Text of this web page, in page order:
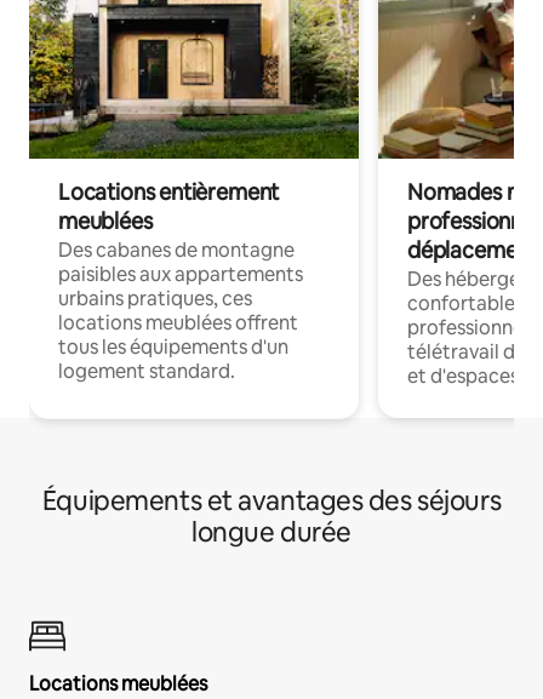
Locations entièrement
meublées
Des cabanes de montagne
paisibles aux appartements
urbains pratiques, ces
locations meublées offrent
tous les équipements d'un
logement standard.
Nomades
déplacement
Des
confortables
professionnels
télétravail
et d'espaces
Équipements et avantages des séjours
longue durée
Locations meublées